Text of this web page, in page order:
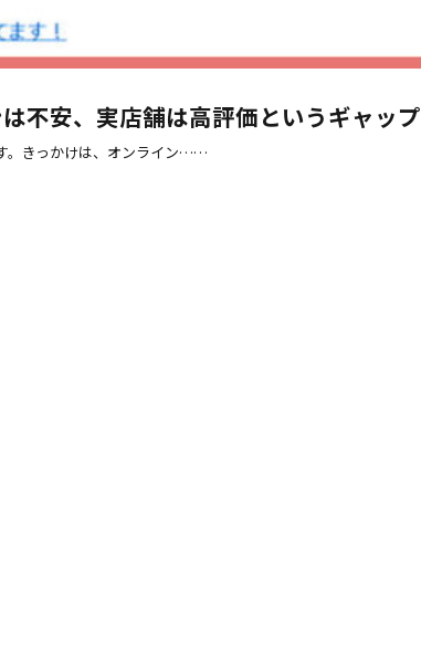
不安、実店舗は高評価というギャップ
。きっかけは、オンライン……